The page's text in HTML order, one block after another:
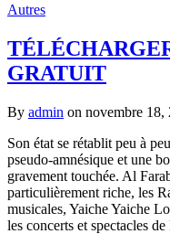
Autres
GRATUIT
By admin on novembre 18,
Son état se rétablit peu à
pseudo-amnésique et une
gravement touchée. Al
particulièrement riche, les
musicales, Yaiche Yaiche
les concerts et spectacles